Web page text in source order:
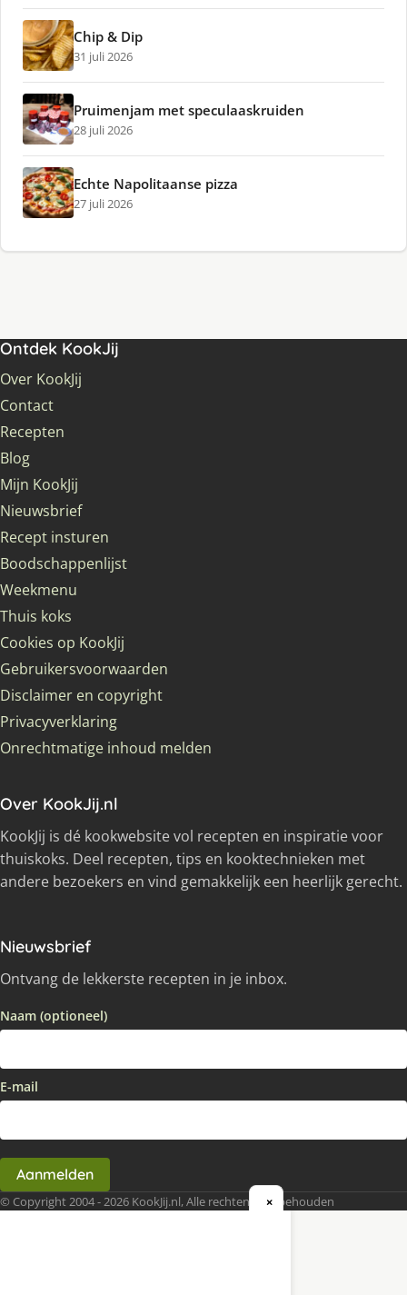
Chip & Dip
31 juli 2026
Pruimenjam met speculaaskruiden
28 juli 2026
Echte Napolitaanse pizza
27 juli 2026
Ontdek KookJij
Over KookJij
Contact
Recepten
Blog
Mijn KookJij
Nieuwsbrief
Recept insturen
Boodschappenlijst
Weekmenu
Thuis koks
Cookies op KookJij
Gebruikersvoorwaarden
Disclaimer en copyright
Privacyverklaring
Onrechtmatige inhoud melden
Over KookJij.nl
KookJij is dé kookwebsite vol recepten en inspiratie voor
thuiskoks. Deel recepten, tips en kooktechnieken met
andere bezoekers en vind gemakkelijk een heerlijk gerecht.
Nieuwsbrief
Ontvang de lekkerste recepten in je inbox.
Naam (optioneel)
E-mail
Aanmelden
© Copyright 2004 - 2026 KookJij.nl, Alle rechten voorbehouden
×